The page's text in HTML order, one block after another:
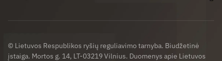
© Lietuvos Respublikos ryšių reguliavimo tarnyba. Biudžetinė
įstaiga. Mortos g. 14, LT-03219 Vilnius. Duomenys apie Lietuvos